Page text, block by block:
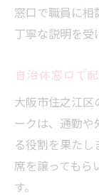
窓口で職員に相
丁寧な説明を受
自治体窓口で
大阪市住之江区
ークは、通勤や
る役割を果たし
席を譲ってもら
す。